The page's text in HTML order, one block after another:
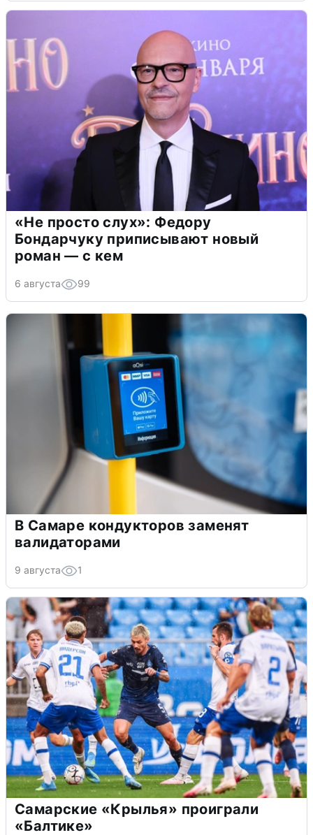
«Не просто слух»: Федору
Бондарчуку приписывают новый
роман — с кем
6 августа 99
В Самаре кондукторов заменят
валидаторами
9 августа 1
Самарские «Крылья» проиграли
«Балтике»